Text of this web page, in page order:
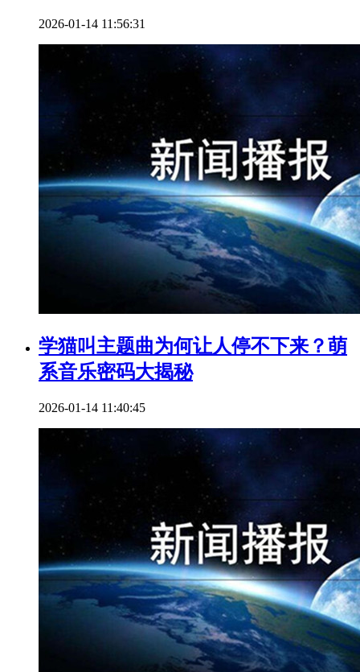
2026-01-14 11:56:31
学猫叫主题曲为何让人停不下来？萌
系音乐密码大揭秘
2026-01-14 11:40:45